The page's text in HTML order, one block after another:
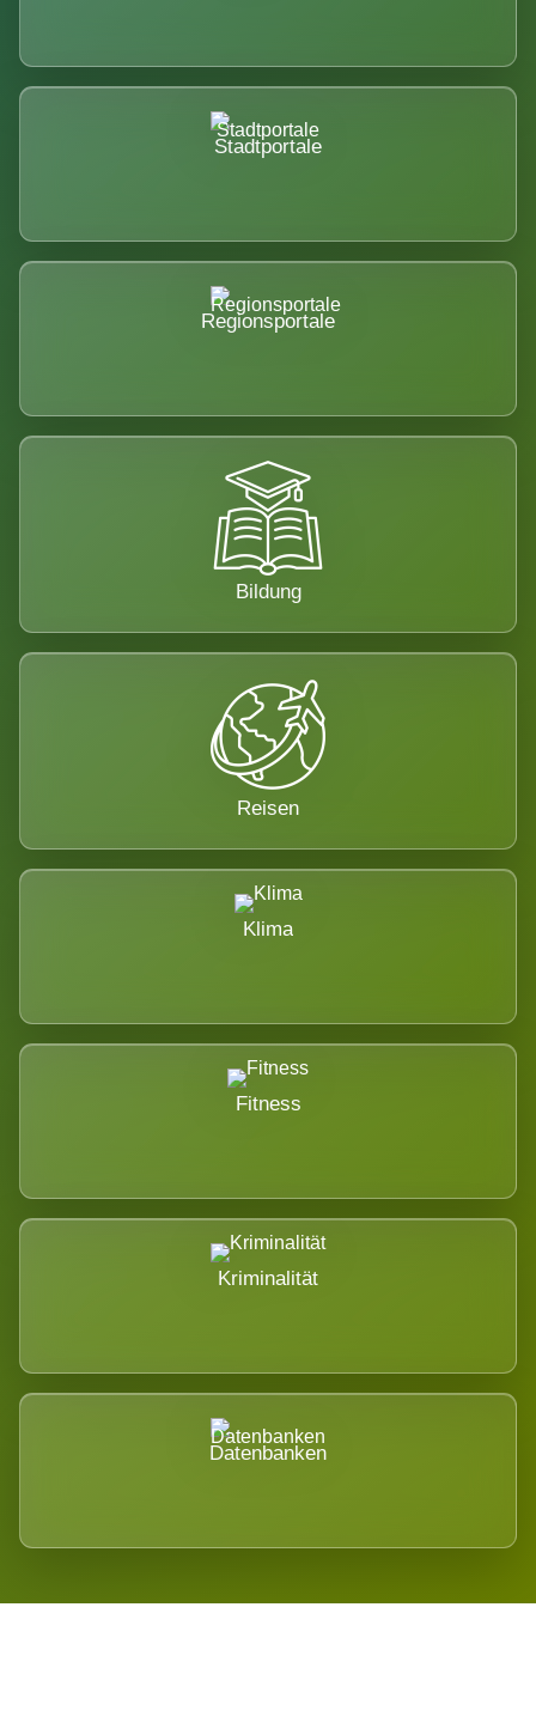
Stadtportale
Regionsportale
Bildung
Reisen
Klima
Fitness
Kriminalität
Datenbanken